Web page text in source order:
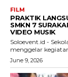
FILM
PRAKTIK
SMKN 7
VIDEO MUSIK
Soloevent.id -
menggelar
June 9, 2026